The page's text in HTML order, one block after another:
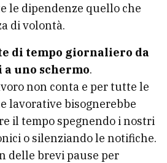
le dipendenze quello che
di volontà.
di tempo giornaliero da
a uno schermo.
non conta e per tutte le
lavorative bisognerebbe
il tempo spegnendo i nostri
o silenziando le notifiche.
delle brevi pause per